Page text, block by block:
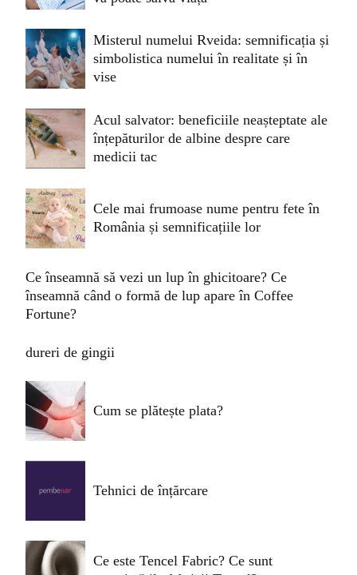
Misterul numelui Rveida: semnificația și
simbolistica numelui în realitate și în
vise
Acul salvator: beneficiile neașteptate ale
înțepăturilor de albine despre care
medicii tac
Cele mai frumoase nume pentru fete în
România și semnificațiile lor
Ce înseamnă să vezi un lup în ghicitoare? Ce
înseamnă când o formă de lup apare în Coffee
Fortune?
dureri de gingii
Cum se plătește plata?
Tehnici de înțărcare
Ce este Tencel Fabric? Ce sunt